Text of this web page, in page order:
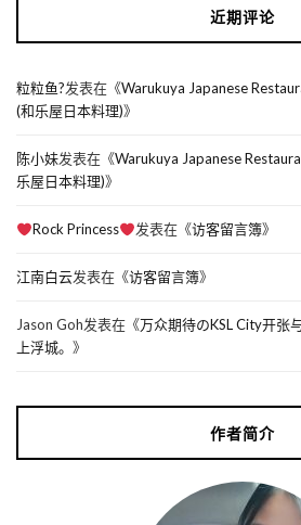
近期评论
粒粒鱼?发表在《Warukuya Japanese
(和乐屋日本料理)》
陈小妹发表在《Warukuya Japanese
乐屋日本料理)》
Rock Princess 发表在《访客留言簿》
江南白云发表在《访客留言簿》
Jason Goh发表在《万众期待のKSL City开张
上浮城。 》
作者简介